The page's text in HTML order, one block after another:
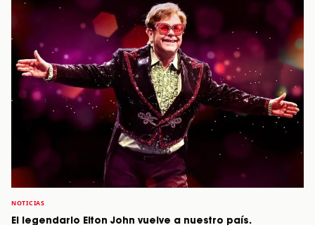
NOTICIAS
El legendario Elton John vuelve a nuestro país.